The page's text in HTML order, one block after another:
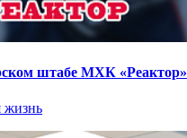
штабе МХК «Реактор»
жизнь